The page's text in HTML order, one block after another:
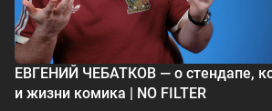
ЕВГЕНИЙ ЧЕБАТКОВ — о стендапе,
и жизни комика | NO FILTER